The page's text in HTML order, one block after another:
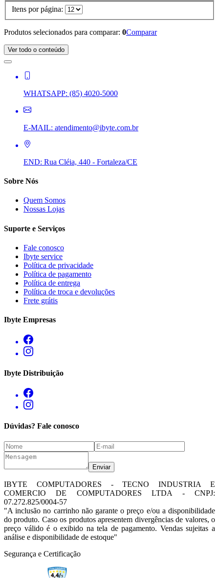
Itens por página:
Produtos selecionados para comparar: 0Comparar
Ver todo o conteúdo
WHATSAPP: (85) 4020-5000
E-MAIL: atendimento@ibyte.com.br
END: Rua Cléia, 440 - Fortaleza/CE
Sobre Nós
Quem Somos
Nossas Lojas
Suporte e Serviços
Fale conosco
Ibyte service
Política de privacidade
Política de pagamento
Política de entrega
Política de troca e devoluções
Frete grátis
Ibyte Empresas
Ibyte Distribuição
Dúvidas? Fale conosco
Enviar
IBYTE COMPUTADORES - TECNO INDUSTRIA E
COMERCIO DE COMPUTADORES LTDA - CNPJ:
07.272.825/0004-57
"A inclusão no carrinho não garante o preço e/ou a disponibilidade
do produto. Caso os produtos apresentem divergências de valores, o
preço válido é o exibido na tela de pagamento. Vendas sujeitas a
análise e disponibilidade de estoque"
Segurança e Certificação